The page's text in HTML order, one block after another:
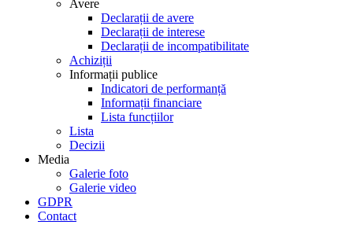
Avere
Declarații de avere
Declarații de interese
Declarații de incompatibilitate
Achiziții
Informații publice
Indicatori de performanță
Informații financiare
Lista funcțiilor
Lista
Decizii
Media
Galerie foto
Galerie video
GDPR
Contact